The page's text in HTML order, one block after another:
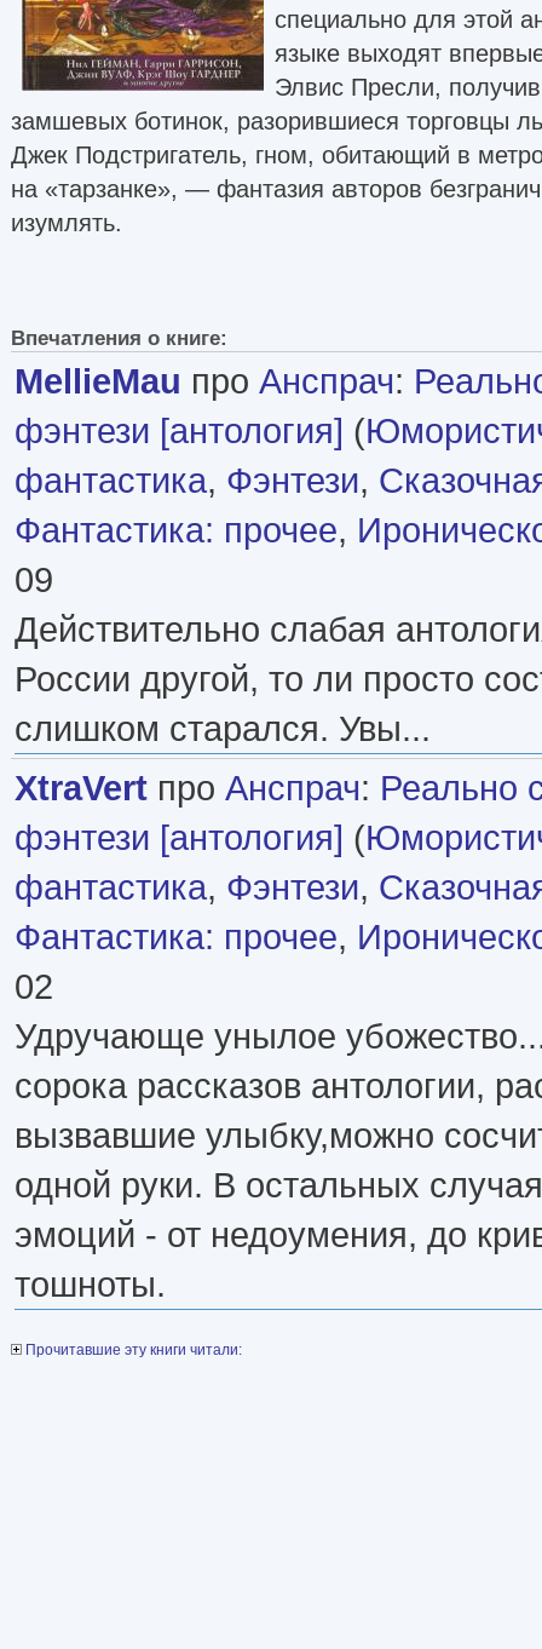
специально для этой
языке выходят
Элвис Пресли,
замшевых ботинок, разорившиеся торговцы
Джек Подстригатель, гном, обитающий в
на «тарзанке», — фантазия авторов
изумлять.
Впечатления о книге:
MellieMau про Анспрач:
фэнтези [антология] (
фантастика, Фэнтези,
Фантастика: прочее,
09
Действительно слабая
России другой, то ли просто
слишком старался. Увы...
XtraVert про Анспрач: Реально
фэнтези [антология] (
фантастика, Фэнтези,
Фантастика: прочее,
02
Удручающе унылое
сорока рассказов антологии,
вызвавшие улыбку,можно
одной руки. В остальных
эмоций - от недоумения, до
тошноты.
Прочитавшие эту книги читали: